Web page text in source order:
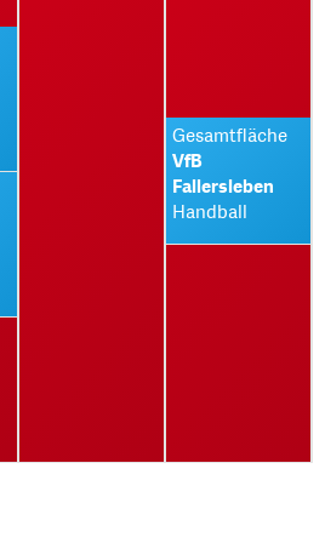
Gesamtfläche
VfB
Fallersleben
Handball